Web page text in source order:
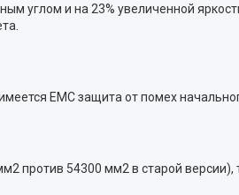
углом и на 23% увеличенной
EMC защита от помех
против 54300 мм2 в старой